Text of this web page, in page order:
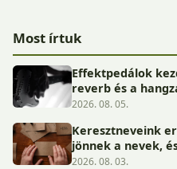
Most írtuk
Effektpedálok
reverb és a
2026. 08. 05.
Keresztneveink
jönnek a nevek,
2026. 08. 03.